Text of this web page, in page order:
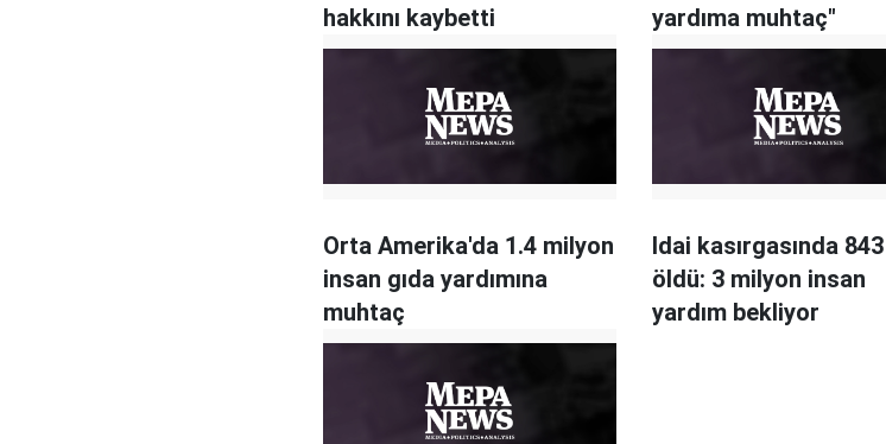
hakkını kaybetti
yardıma muhtaç"
Orta Amerika'da 1.4 milyon
insan gıda yardımına
muhtaç
Idai kasırgasında
öldü: 3 milyon insan
yardım bekliyor